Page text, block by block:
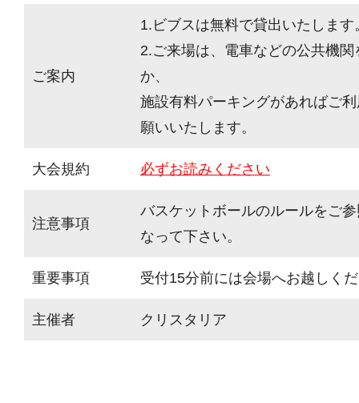
ご案内
1.ビブスは無料で貸出いたします
2.ご来場は、電車などの公共機
か、
施設有料パーキングがあればご
願いいたします。
大会規約 必ずお読みください
注意事項
バスケットボールのルールをご
なって下さい。
重要事項 受付15分前には会場へお越しく
主催者 クリスタリア